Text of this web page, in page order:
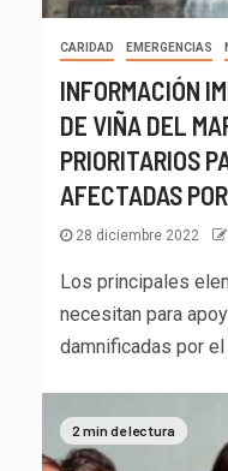
CARIDAD EMERGENCIAS
INFORMACIÓN
DE VIÑA DEL
PRIORITARIOS
AFECTADAS
28 diciembre 2022
Los principales
necesitan para
damnificadas por
2 min de lectura